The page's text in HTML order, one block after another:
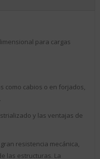
para cargas
como cabios o en forjados,
y las ventajas de
resistencia mecánica,
las estructuras. La